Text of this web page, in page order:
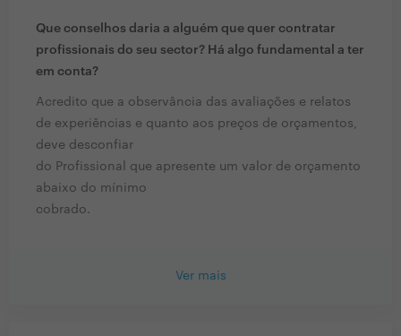
Que conselhos daria a alguém que quer contratar
profissionais do seu sector? Há algo fundamental a ter
em conta?
Acredito que a observância das avaliações e relatos
de experiências e quanto aos preços de orçamentos,
deve desconfiar
do Profissional que apresente um valor de orçamento
abaixo do mínimo
cobrado.
Ver mais